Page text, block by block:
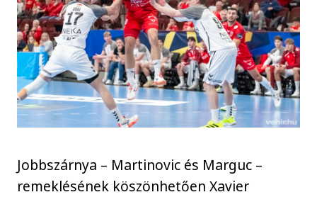
Jobbszárnya – Martinovic és Marguc –
remeklésének köszönhetően Xavier